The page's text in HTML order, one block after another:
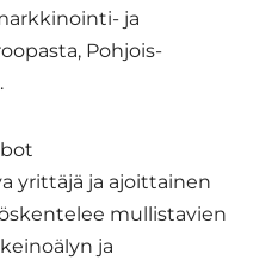
ja
Pohjois-
yrittäjä ja ajoittainen
mullistavien
ja